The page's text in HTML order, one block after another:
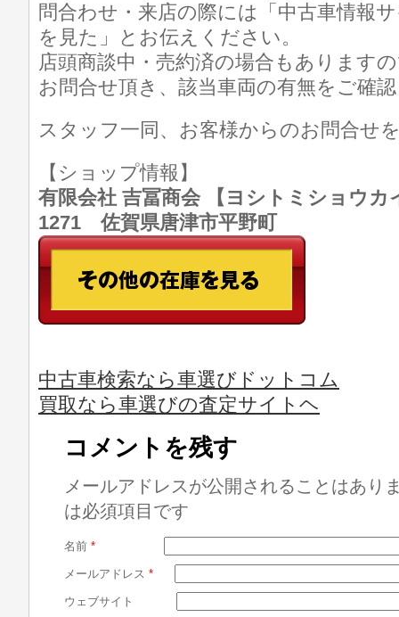
問合わせ・来店の際には「中古車情報
を見た」とお伝えください。
店頭商談中・売約済の場合もあります
お問合せ頂き、該当車両の有無をご確
スタッフ一同、お客様からのお問合せ
【ショップ情報】
有限会社 吉冨商会 【ヨシトミショウ
1271 佐賀県唐津市平野町
中古車検索なら車選びドットコム
買取なら車選びの査定サイトヘ
コメントを残す
メールアドレスが公開されることはあり
は必須項目です
名前 *
メールアドレス *
ウェブサイト